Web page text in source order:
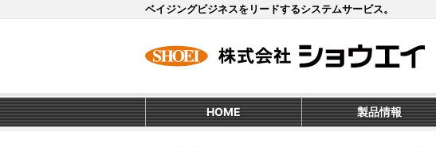
ベイジングビジネスをリードするシステムサービス。
HOME 製品情報